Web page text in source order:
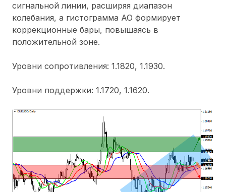
сигнальной линии, расширяя диапазон
колебания, а гистограмма АО формирует
коррекционные бары, повышаясь в
положительной зоне.
Уровни сопротивления: 1.1820, 1.1930.
Уровни поддержки: 1.1720, 1.1620.